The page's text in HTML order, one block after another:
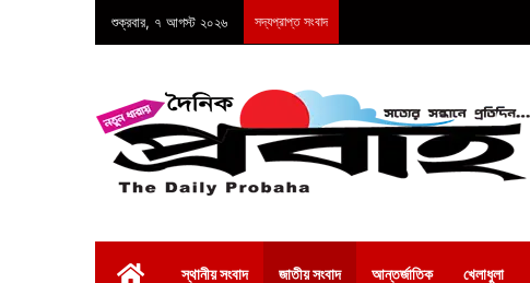
শুক্রবার, ৭ আগস্ট ২০২৬ সদ্যপ্রাপ্ত সংবাদ
স্থানীয় সংবাদ জাতীয় সংবাদ আন্তর্জাতিক খেলাধুলা